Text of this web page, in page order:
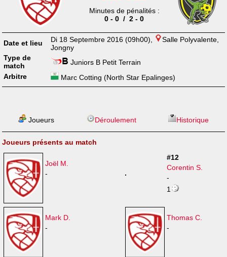
Minutes de pénalités :
0 - 0 / 2 - 0
Date et lieu Di 18 Septembre 2016 (09h00),
Salle Polyvalente,
Jongny
Type de
match
Juniors B Petit Terrain
Arbitre
Marc Cotting (North Star Epalinges)
Joueurs Déroulement Historique
Joueurs présents au match
Joël M.
-
#12
Corentin S.
-
1
Mark D.
-
Thomas C.
-